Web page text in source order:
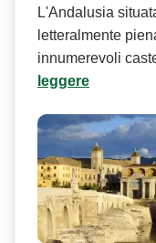
L'Andalusia
letteralmente
innumerevoli
leggere